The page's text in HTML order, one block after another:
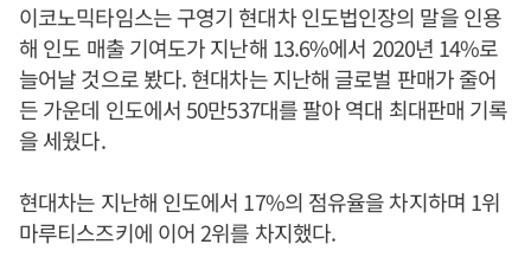
이코노믹타임스는 구영기 현대차 인도법인장의 말을 인용
해 인도 매출 기여도가 지난해 13.6%에서 2020년 14%로
늘어날 것으로 봤다. 현대차는 지난해 글로벌 판매가 줄어
든 가운데 인도에서 50만537대를 팔아 역대 최대판매 기록
을 세웠다.
현대차는 지난해 인도에서 17%의 점유율을 차지하며 1위
마루티스즈키에 이어 2위를 차지했다.